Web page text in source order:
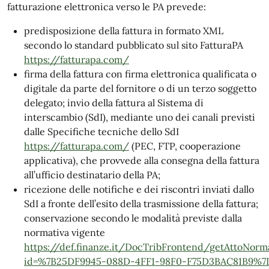
fatturazione elettronica verso le PA prevede:
predisposizione della fattura in formato XML
secondo lo standard pubblicato sul sito FatturaPA
https://fatturapa.com/
firma della fattura con firma elettronica qualificata o
digitale da parte del fornitore o di un terzo soggetto
delegato; invio della fattura al Sistema di
interscambio (SdI), mediante uno dei canali previsti
dalle Specifiche tecniche dello SdI
https://fatturapa.com/ (PEC, FTP, cooperazione
applicativa), che provvede alla consegna della fattura
all’ufficio destinatario della PA;
ricezione delle notifiche e dei riscontri inviati dallo
SdI a fronte dell’esito della trasmissione della fattura;
conservazione secondo le modalità previste dalla
normativa vigente
https://def.finanze.it/DocTribFrontend/
id=%7B25DF9945-088D-4FF1-98F0-